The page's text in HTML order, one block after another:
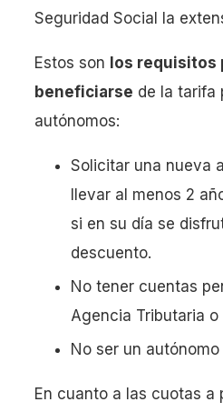
Seguridad Social la
Estos son los requisitos
beneficiarse de la tarifa
autónomos:
Solicitar una nueva
llevar al menos 2
si en su día se
descuento.
No tener cuentas
Agencia Tributaria o
No ser un
En cuanto a las cuotas a